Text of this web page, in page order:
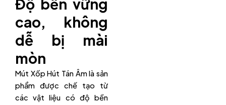
Độ bền vững
cao, không
dễ bị mài
mòn
Mút Xốp Hút Tán Âm là sản
phẩm được chế tạo từ
các vật liệu có độ bền